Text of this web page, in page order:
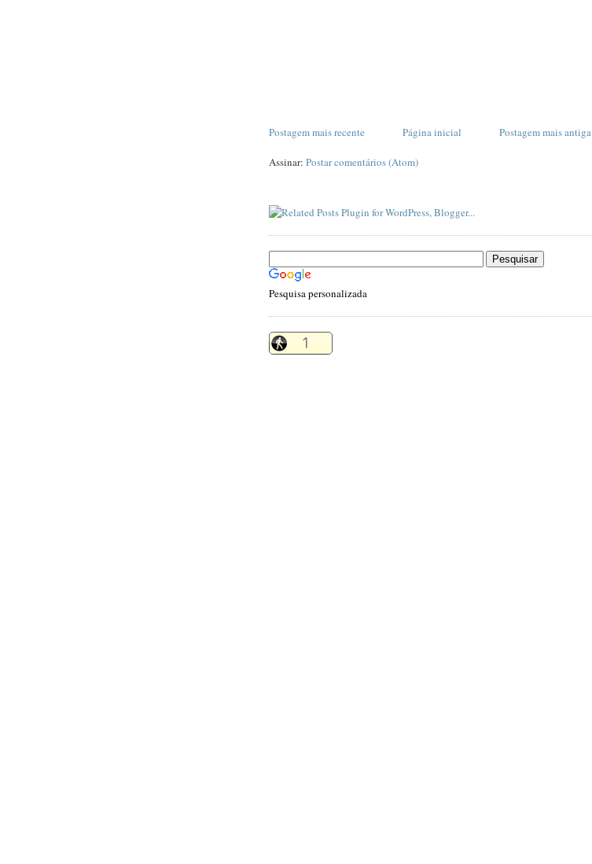
Postagem mais recente Postagem mais antiga
Página inicial
Assinar: Postar comentários (Atom)
Pesquisa personalizada